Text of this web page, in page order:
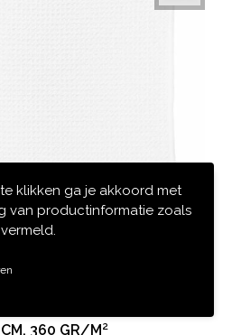
360 GR/M²
klikken ga je akkoord met
van productinformatie zoals